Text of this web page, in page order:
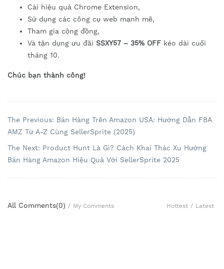
Cài hiệu quả Chrome Extension,
Sử dụng các công cụ web mạnh mẽ,
Tham gia cộng đồng,
Và tận dụng ưu đãi SSXY57 – 35% OFF kéo dài cuối
tháng 10.
Chúc bạn thành công!
The Previous: Bán Hàng Trên Amazon USA: Hướng Dẫn FBA
AMZ Từ A-Z Cùng SellerSprite (2025)
The Next: Product Hunt Là Gì? Cách Khai Thác Xu Hướng
Bán Hàng Amazon Hiệu Quả Với SellerSprite 2025
All Comments(0) / My Comments Hottest / Latest